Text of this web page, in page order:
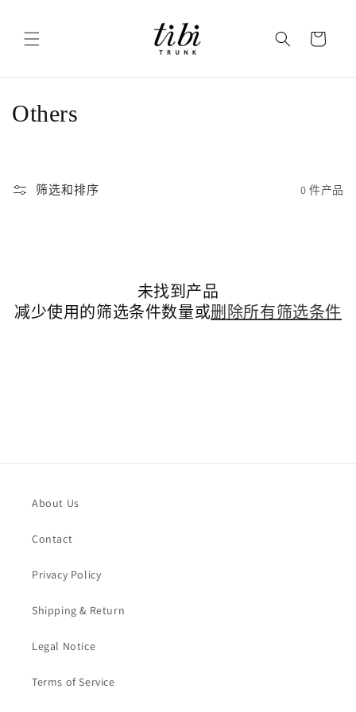
物
收
Others
筛选和排序 0 件产品
未找到产品
减少使用的筛选条件数量或删除所有筛选条件
About Us
Contact
Privacy Policy
Shipping & Return
Legal Notice
Terms of Service